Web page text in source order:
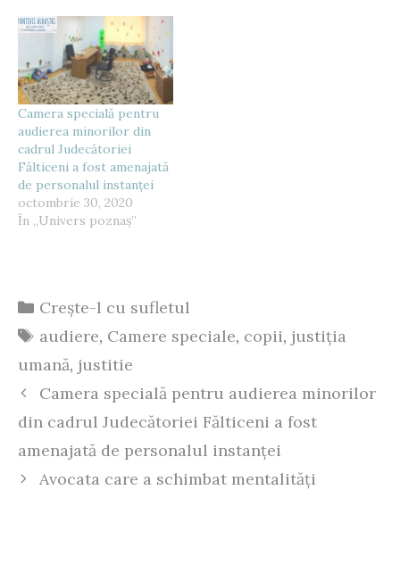
Camera specială pentru
audierea minorilor din
cadrul Judecătoriei
Fălticeni a fost amenajată
de personalul instanței
octombrie 30, 2020
În „Univers poznaș”
Categorii
Crește-l cu sufletul
Etichete
audiere, Camere speciale, copii, justiția
umană, justitie
Camera specială pentru audierea minorilor
din cadrul Judecătoriei Fălticeni a fost
amenajată de personalul instanței
Avocata care a schimbat mentalități